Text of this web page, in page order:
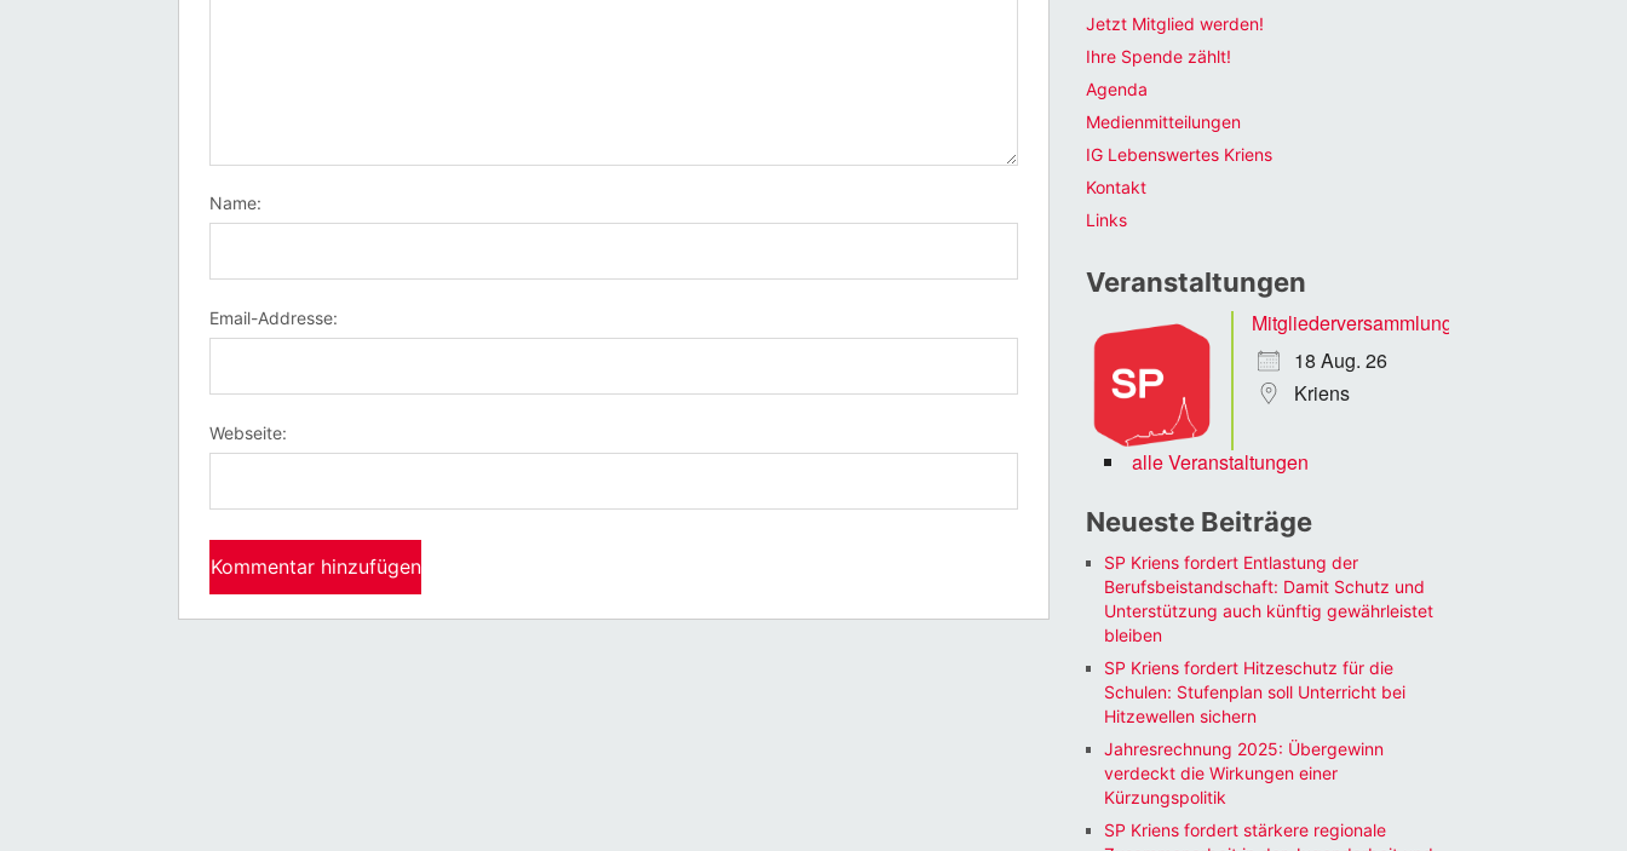
Name:
Email-Addresse:
Webseite:
Jetzt Mitglied werden!
Ihre Spende zählt!
Agenda
Medienmitteilungen
IG Lebenswertes Kriens
Kontakt
Links
Veranstaltungen
Mitgliederversammlung
18 Aug. 26
Kriens
alle Veranstaltungen
Neueste Beiträge
SP Kriens fordert Entlastung der
Berufsbeistandschaft: Damit Schutz und
Unterstützung auch künftig gewährleistet
bleiben
SP Kriens fordert Hitzeschutz für die
Schulen: Stufenplan soll Unterricht bei
Hitzewellen sichern
Jahresrechnung 2025: Übergewinn
verdeckt die Wirkungen einer
Kürzungspolitik
SP Kriens fordert stärkere regionale